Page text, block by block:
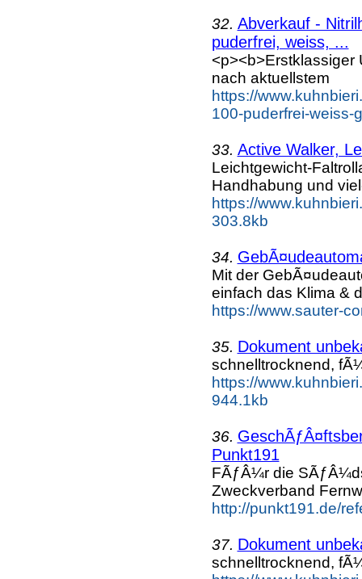
32. Abverkauf -
puderfrei, weiss, ...
nach aktuellstem
https://
100-puderfrei-weiss-
33. Active Walker,
Leichtgewicht-
Handhabung und
https://
303.8kb
34.
Mit der
einfach das Klima &
https://www.sauter-
35. Dokument
schnelltrocknend,
https://
944.1kb
36.
Punkt191
FÃƒÂ¼r die
Zweckverband
http://punkt191.de/
37. Dokument
schnelltrocknend,